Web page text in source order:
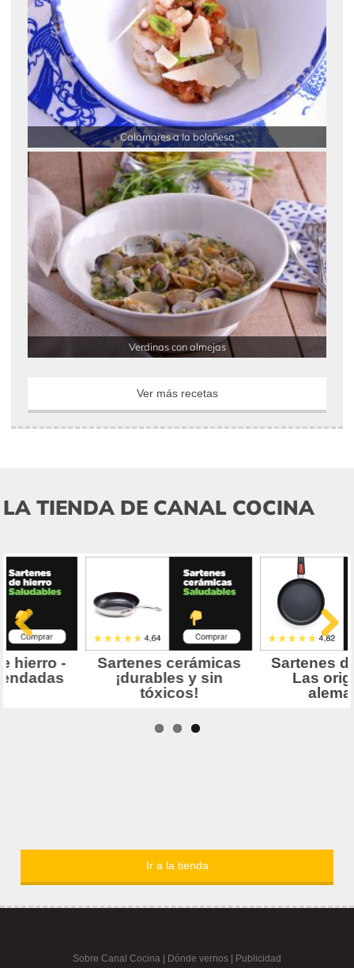
Calamares a la boloñesa
Verdinas con almejas
Ver más recetas
LA TIENDA DE CANAL COCINA
Ir a la tienda
Sobre Canal Cocina Dónde vernos | Publicidad